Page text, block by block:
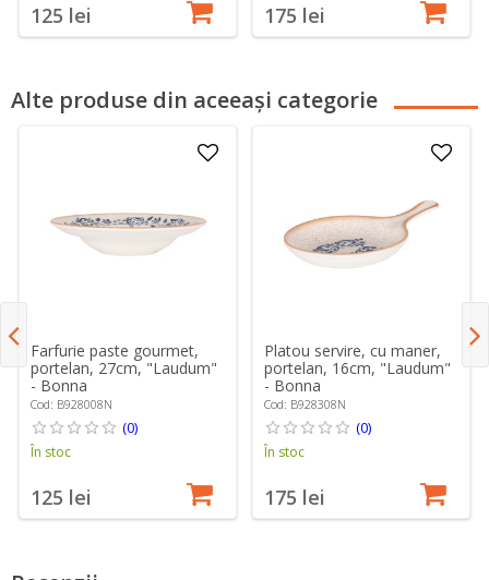
125 lei 175 lei
Alte produse din aceeași categorie
Farfurie paste gourmet,
portelan, 27cm, "Laudum"
- Bonna
Cod: B928008N
(0)
În stoc
125 lei
Platou servire, cu maner,
portelan, 16cm, "Laudum"
- Bonna
Cod: B928308N
(0)
În stoc
175 lei